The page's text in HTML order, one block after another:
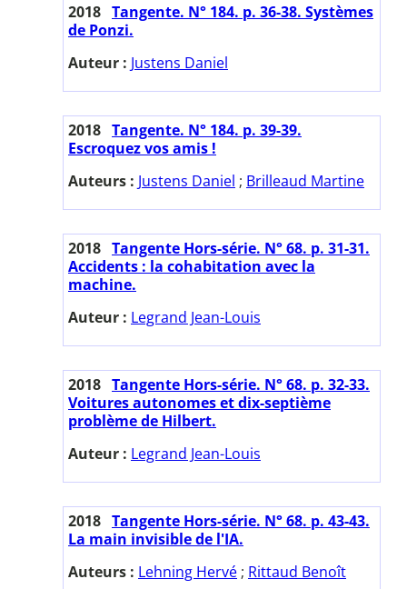
2018 Tangente. N° 184. p. 36-38. Systèmes
de Ponzi.
Auteur : Justens Daniel
2018 Tangente. N° 184. p. 39-39.
Escroquez vos amis !
Auteurs : Justens Daniel ; Brilleaud Martine
2018 Tangente Hors-série. N° 68. p. 31-31.
Accidents : la cohabitation avec la
machine.
Auteur : Legrand Jean-Louis
2018 Tangente Hors-série. N° 68. p. 32-33.
Voitures autonomes et dix-septième
problème de Hilbert.
Auteur : Legrand Jean-Louis
2018 Tangente Hors-série. N° 68. p. 43-43.
La main invisible de l'IA.
Auteurs : Lehning Hervé ; Rittaud Benoît